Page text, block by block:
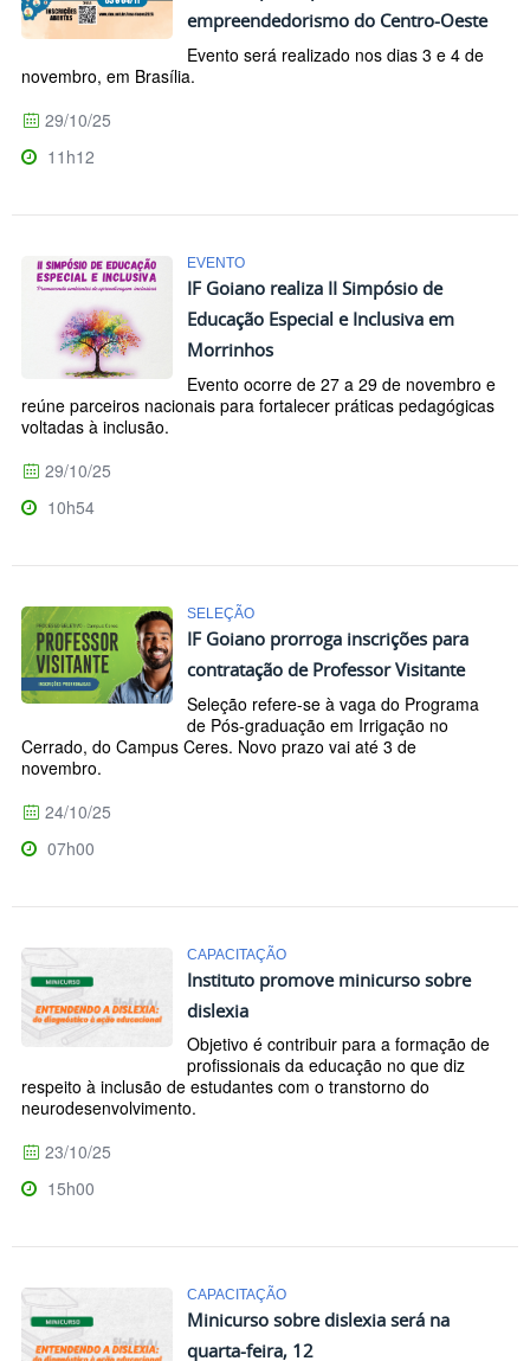
empreendedorismo do Centro-Oeste
Evento será realizado nos dias 3 e 4 de
novembro, em Brasília.
29/10/25
11h12
EVENTO
IF Goiano realiza II Simpósio de
Educação Especial e Inclusiva em
Morrinhos
Evento ocorre de 27 a 29 de novembro e
reúne parceiros nacionais para fortalecer práticas pedagógicas
voltadas à inclusão.
29/10/25
10h54
SELEÇÃO
IF Goiano prorroga inscrições para
contratação de Professor Visitante
Seleção refere-se à vaga do Programa
de Pós-graduação em Irrigação no
Cerrado, do Campus Ceres. Novo prazo vai até 3 de
novembro.
24/10/25
07h00
CAPACITAÇÃO
Instituto promove minicurso sobre
dislexia
Objetivo é contribuir para a formação de
profissionais da educação no que diz
respeito à inclusão de estudantes com o transtorno do
neurodesenvolvimento.
23/10/25
15h00
CAPACITAÇÃO
Minicurso sobre dislexia será na
quarta-feira, 12